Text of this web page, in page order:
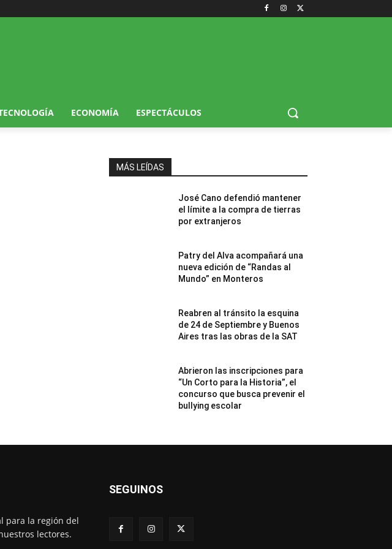
ECONOMÍA ESPECTÁCULOS
MÁS LEÍDAS
José Cano defendió mantener
el límite a la compra de tierras
por extranjeros
Patry del Alva acompañará una
nueva edición de “Randas al
Mundo” en Monteros
Reabren al tránsito la esquina
de 24 de Septiembre y Buenos
Aires tras las obras de la SAT
Abrieron las inscripciones para
“Un Corto para la Historia”, el
concurso que busca prevenir el
bullying escolar
para la región del
lectores.
SEGUINOS